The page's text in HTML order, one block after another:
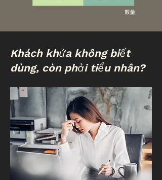
Khách khứa không biết
dùng, còn phải tiểu nhân?